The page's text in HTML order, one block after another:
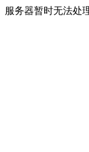
服务器暂时无法处